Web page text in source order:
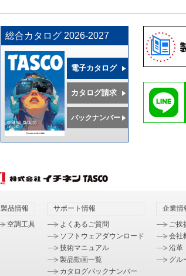
総合カタログ 2026-2027
電子カタログ
カタログ請求
バックナンバー
製品情報
空調工具
サポート情報
よくあるご質問
ソフトウェアダウンロード
技術マニュアル
製品動画一覧
カタログバックナンバー
企業情
ご挨
会社
沿革
グル